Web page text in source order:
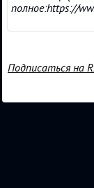
полное:https://
Подписаться на